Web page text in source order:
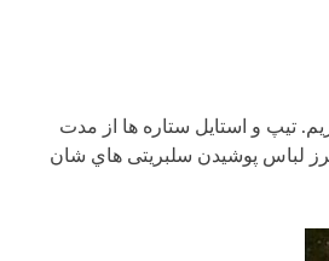
تیپ و استایل ستاره ها از مدت
لباس پوشیدن سلبریتی هاي شان